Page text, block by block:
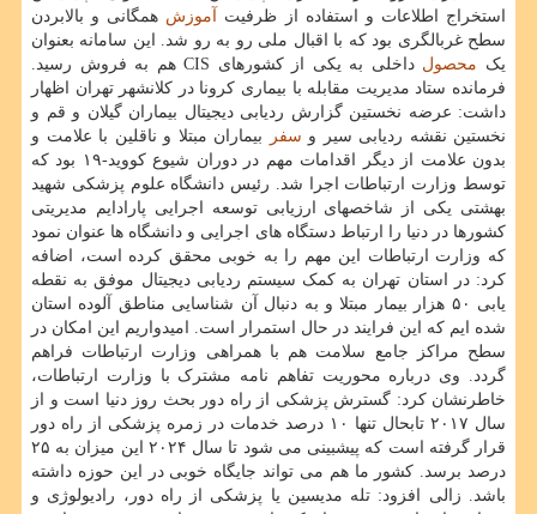
استخراج اطلاعات و استفاده از ظرفیت
آموزش همگانی و بالابردن
سطح غربالگری بود که با اقبال ملی رو به رو شد. این سامانه بعنوان
یک محصول
داخلی به یکی از کشورهای CIS هم به فروش رسید.
فرمانده ستاد مدیریت مقابله با بیماری کرونا در کلانشهر تهران اظهار
داشت: عرضه نخستین گزارش ردیابی دیجیتال بیماران گیلان و قم و
نخستین نقشه ردیابی سیر و سفر
بیماران مبتلا و ناقلین با علامت و
بدون علامت از دیگر اقدامات مهم در دوران شیوع کووید-۱۹ بود که
توسط وزارت ارتباطات اجرا شد. رئیس دانشگاه علوم پزشکی شهید
بهشتی یکی از شاخصهای ارزیابی توسعه اجرایی پارادایم مدیریتی
کشورها در دنیا را ارتباط دستگاه های اجرایی و دانشگاه ها عنوان نمود
که وزارت ارتباطات این مهم را به خوبی محقق کرده است، اضافه
کرد: در استان تهران به کمک سیستم ردیابی دیجیتال موفق به نقطه
یابی ۵۰ هزار بیمار مبتلا و به دنبال آن شناسایی مناطق آلوده استان
شده ایم که این فرایند در حال استمرار است. امیدواریم این امکان در
سطح مراکز جامع سلامت هم با همراهی وزارت ارتباطات فراهم
گردد. وی درباره محوریت تفاهم نامه مشترک با وزارت ارتباطات،
خاطرنشان کرد: گسترش پزشکی از راه دور بحث روز دنیا است و از
سال ۲۰۱۷ تابحال تنها ۱۰ درصد خدمات در زمره پزشکی از راه دور
قرار گرفته است که پیشبینی می شود تا سال ۲۰۲۴ این میزان به ۲۵
درصد برسد. کشور ما هم می تواند جایگاه خوبی در این حوزه داشته
باشد. زالی افزود: تله مدیسین یا پزشکی از راه دور، رادیولوژی و